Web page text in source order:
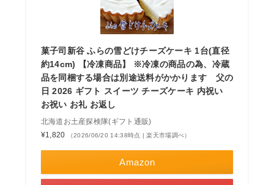
菓子司新谷 ふらの雪どけチーズケーキ 1台(直径
約14cm) 【冷凍商品】 ※冷凍の商品の為、冷蔵
品を同梱する場合は別途送料がかかります 父の
日 2026 ギフト スイーツ チーズケーキ 内祝い
お祝い お礼 お返し
北海道お土産探検隊(ギフト通販)
¥1,820
（2026/06/20 14:38時点 | 楽天市場調べ）
Amazon